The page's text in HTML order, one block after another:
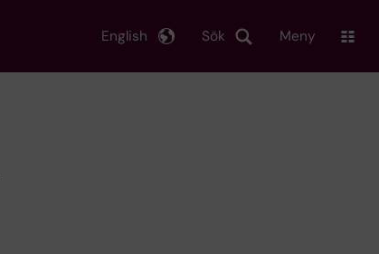
Sök
English Meny